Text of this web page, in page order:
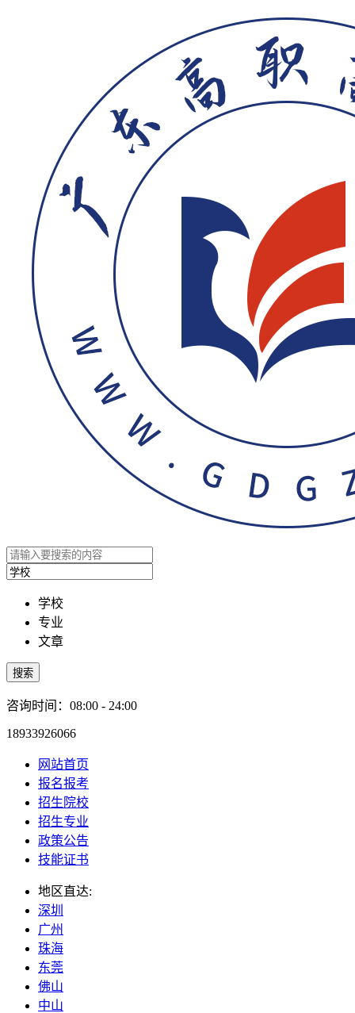
学校
专业
文章
搜索
咨询时间：08:00 - 24:00
18933926066
网站首页
报名报考
招生院校
招生专业
政策公告
技能证书
地区直达:
深圳
广州
珠海
东莞
佛山
中山